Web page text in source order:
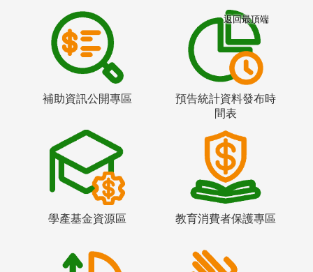
補助資訊公開專區
預告統計資料發布時
間表
學產基金資源區 教育消費者保護專區
返回最頂端